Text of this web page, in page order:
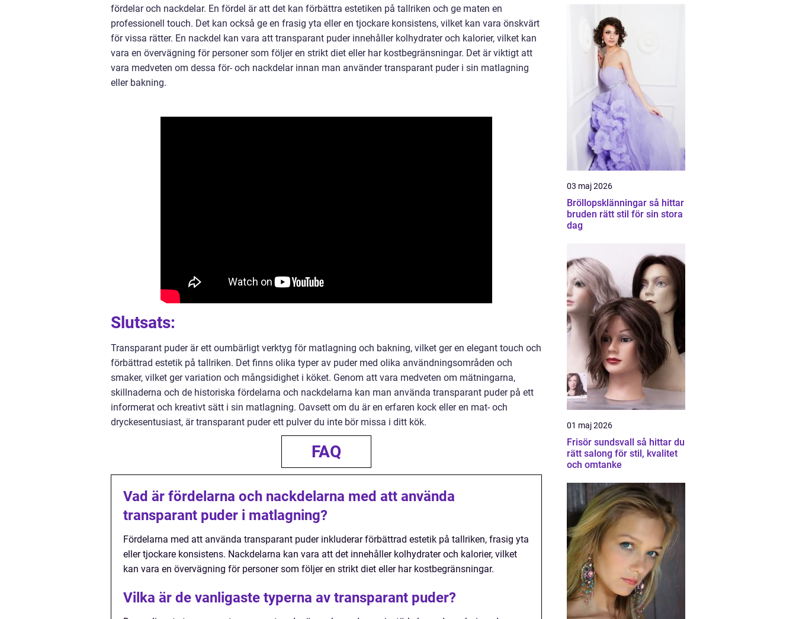
fördelar och nackdelar. En fördel är att det kan förbättra estetiken på tallriken och ge maten en
professionell touch. Det kan också ge en frasig yta eller en tjockare konsistens, vilket kan vara önskvärt
för vissa rätter. En nackdel kan vara att transparant puder innehåller kolhydrater och kalorier, vilket kan
vara en övervägning för personer som följer en strikt diet eller har kostbegränsningar. Det är viktigt att
vara medveten om dessa för- och nackdelar innan man använder transparant puder i sin matlagning
eller bakning.
Slutsats:
Transparant puder är ett oumbärligt verktyg för matlagning och bakning, vilket ger en elegant touch och
förbättrad estetik på tallriken. Det finns olika typer av puder med olika användningsområden och
smaker, vilket ger variation och mångsidighet i köket. Genom att vara medveten om mätningarna,
skillnaderna och de historiska fördelarna och nackdelarna kan man använda transparant puder på ett
informerat och kreativt sätt i sin matlagning. Oavsett om du är en erfaren kock eller en mat- och
dryckesentusiast, är transparant puder ett pulver du inte bör missa i ditt kök.
FAQ
Vad är fördelarna och nackdelarna med att använda
transparant puder i matlagning?
Fördelarna med att använda transparant puder inkluderar förbättrad estetik på tallriken, frasig yta
eller tjockare konsistens. Nackdelarna kan vara att det innehåller kolhydrater och kalorier, vilket
kan vara en övervägning för personer som följer en strikt diet eller har kostbegränsningar.
Vilka är de vanligaste typerna av transparant puder?
03 maj 2026
Bröllopsklänningar så hittar
bruden rätt stil för sin stora
dag
01 maj 2026
Frisör sundsvall så hittar du
rätt salong för stil, kvalitet
och omtanke